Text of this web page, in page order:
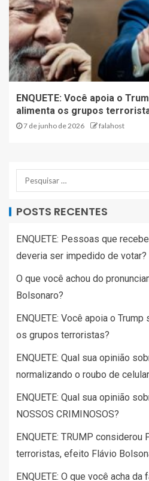
ENQUETE: Você apoia o
alimenta os grupos
7 de junho de 2026 falahost
POSTS RECENTES
ENQUETE: Pessoas que
deveria ser impedido de votar?
O que você achou do
Bolsonaro?
ENQUETE: Você apoia o
os grupos terroristas?
ENQUETE: Qual sua opinião
normalizando o roubo de
ENQUETE: Qual sua opinião
NOSSOS CRIMINOSOS?
ENQUETE: TRUMP considerou
terroristas, efeito Flávio
ENQUETE: O que você acha da